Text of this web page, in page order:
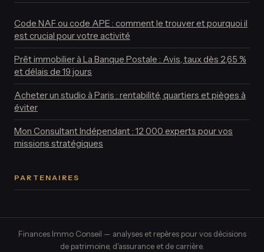
Code NAF ou code APE : comment le trouver et pourquoi il
est crucial pour votre activité
Prêt immobilier à La Banque Postale : Avis, taux dès 2,65 %
et délais de 19 jours
Acheter un studio à Paris : rentabilité, quartiers et pièges à
éviter
Mon Consultant Indépendant : 12 000 experts pour vos
missions stratégiques
PARTENAIRES
Finances Immo Conseil — analyses et repères pour vos décisions
de patrimoine, d'assurance et de carrière.